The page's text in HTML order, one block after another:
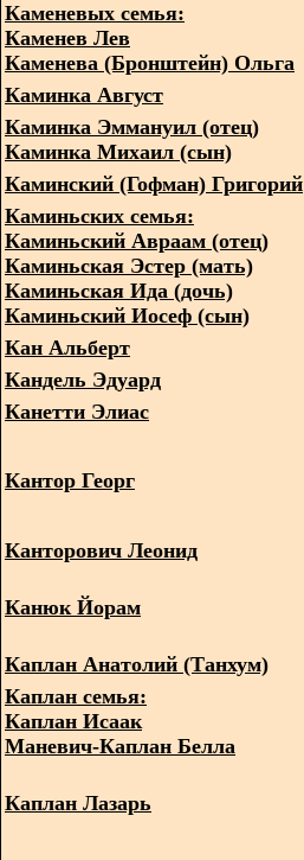
Каменевых семья:
Каменев Лев
Каменева (Бронштейн) Ольга
Каминка Август
Каминка Эммануил (отец)
Каминка Михаил (сын)
Каминский (Гофман) Григорий
Каминьских семья:
Каминьский Авраам (отец)
Каминьская Эстер (мать)
Каминьская Ида (дочь)
Каминьский Иосеф (сын)
Кан Альберт
Кандель Эдуард
Канетти Элиас
Кантор Георг
Канторович Леонид
Канюк Йорам
Каплан Анатолий (Танхум)
Каплан семья:
Каплан Исаак
Маневич-Каплан Белла
Каплан Лазарь